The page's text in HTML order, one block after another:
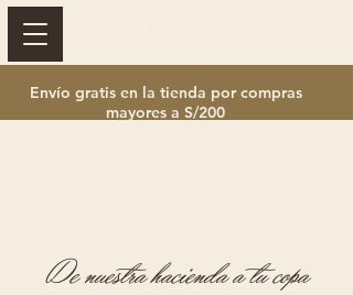
Envío gratis en la tienda por compras
mayores a S/200
De nuestra hacienda a tu copa